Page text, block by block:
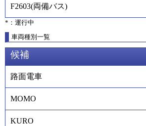
F2603(両備バス)
*：運行中
車両種別一覧
候補
路面電車
MOMO
KURO